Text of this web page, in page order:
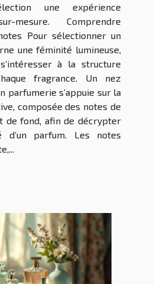
une expérience
mesure. Comprendre
Pour sélectionner un
une féminité lumineuse,
à la structure
fragrance. Un nez
parfumerie s’appuie sur la
composée des notes de
de fond, afin de décrypter
d’un parfum. Les notes